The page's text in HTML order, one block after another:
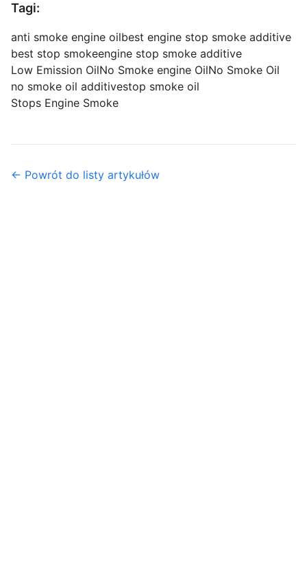
Tagi:
anti smoke engine oilbest engine stop smoke additive
best stop smokeengine stop smoke additive
Low Emission OilNo Smoke engine OilNo Smoke Oil
no smoke oil additivestop smoke oil
Stops Engine Smoke
← Powrót do listy artykułów